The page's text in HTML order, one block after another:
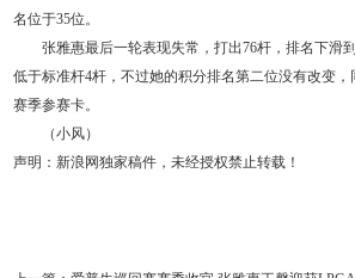
名位于35位。
张雅惠最后一轮表现失常，打出76杆，排名下滑到
低于标准杆4杆，不过她的积分排名第二位没有改变，
赛季参赛卡。
（小风）
声明：新浪网独家稿件，未经授权禁止转载！